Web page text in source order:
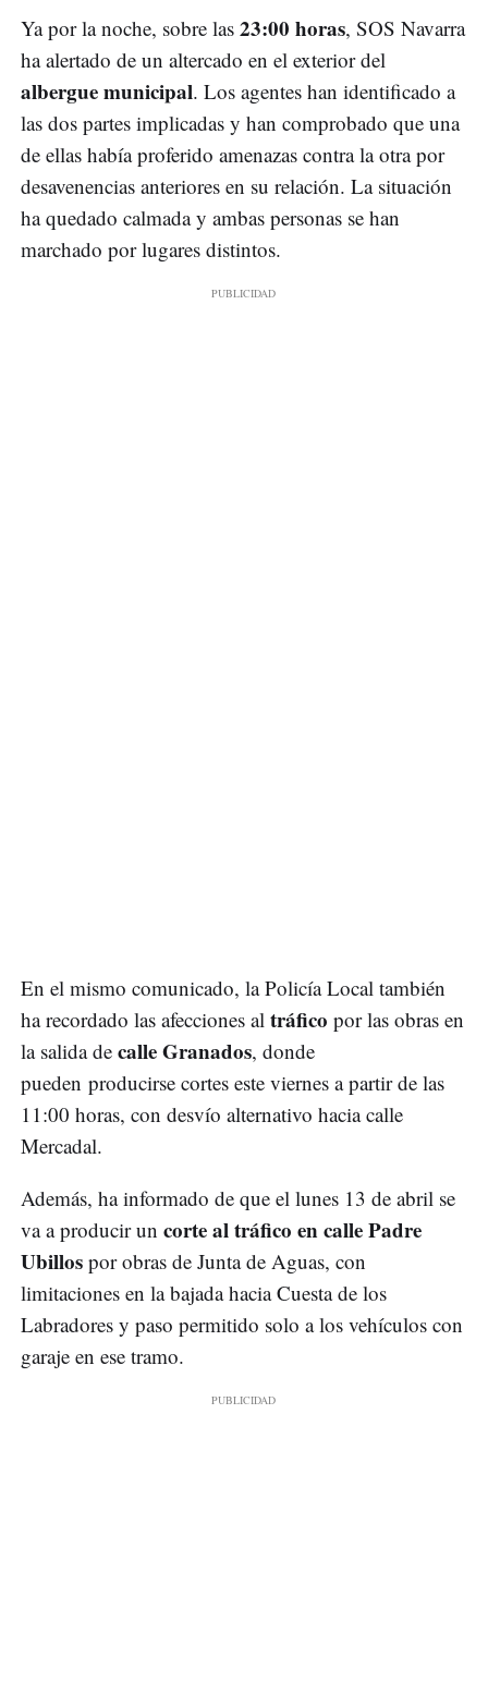
Ya por la noche, sobre las 23:00 horas, SOS Navarra
ha alertado de un altercado en el exterior del
albergue municipal. Los agentes han identificado a
las dos partes implicadas y han comprobado que una
de ellas había proferido amenazas contra la otra por
desavenencias anteriores en su relación. La situación
ha quedado calmada y ambas personas se han
marchado por lugares distintos.
En el mismo comunicado, la Policía Local también
ha recordado las afecciones al tráfico por las obras en
la salida de calle Granados, donde
pueden producirse cortes este viernes a partir de las
11:00 horas, con desvío alternativo hacia calle
Mercadal.
Además, ha informado de que el lunes 13 de abril se
va a producir un corte al tráfico encalle Padre
Ubillos por obras de Junta de Aguas, con
limitaciones en la bajada hacia Cuesta de los
Labradores y paso permitido solo a los vehículos con
garaje en ese tramo.